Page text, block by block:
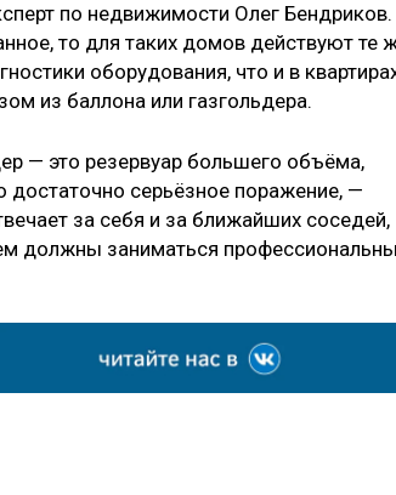
по недвижимости Олег Бендриков.
то для таких домов действуют те
оборудования, что и в
из баллона или газгольдера.
— это резервуар большего объёма,
серьёзное поражение, —
за себя и за ближайших соседей,
должны заниматься